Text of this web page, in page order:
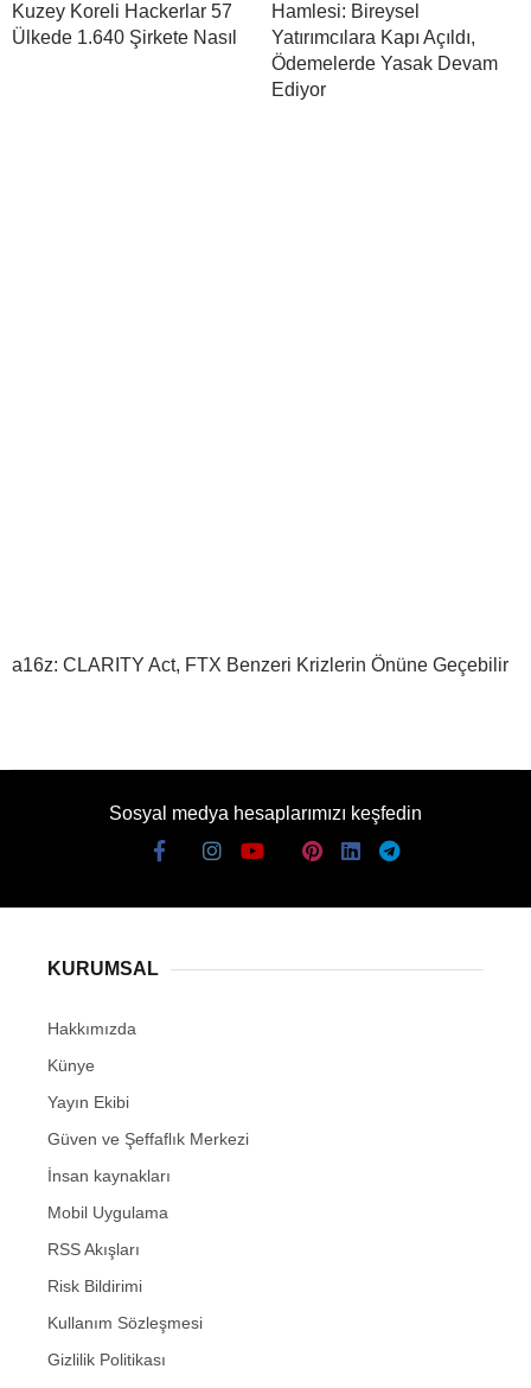
Kuzey Koreli Hackerlar 57
Ülkede 1.640 Şirkete Nasıl
Hamlesi: Bireysel
Yatırımcılara Kapı Açıldı,
Ödemelerde Yasak Devam
Ediyor
a16z: CLARITY Act, FTX Benzeri Krizlerin Önüne Geçebilir
Sosyal medya hesaplarımızı keşfedin
KURUMSAL
Hakkımızda
Künye
Yayın Ekibi
Güven ve Şeffaflık Merkezi
İnsan kaynakları
Mobil Uygulama
RSS Akışları
Risk Bildirimi
Kullanım Sözleşmesi
Gizlilik Politikası